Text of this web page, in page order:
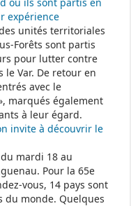
expérience
unités territoriales
Forêts sont partis
pour lutter contre
le Var. De retour en
avec le
marqués également
à leur égard.
invite à découvrir le
mardi 18 au
Pour la 65e
vous, 14 pays sont
du monde. Quelques